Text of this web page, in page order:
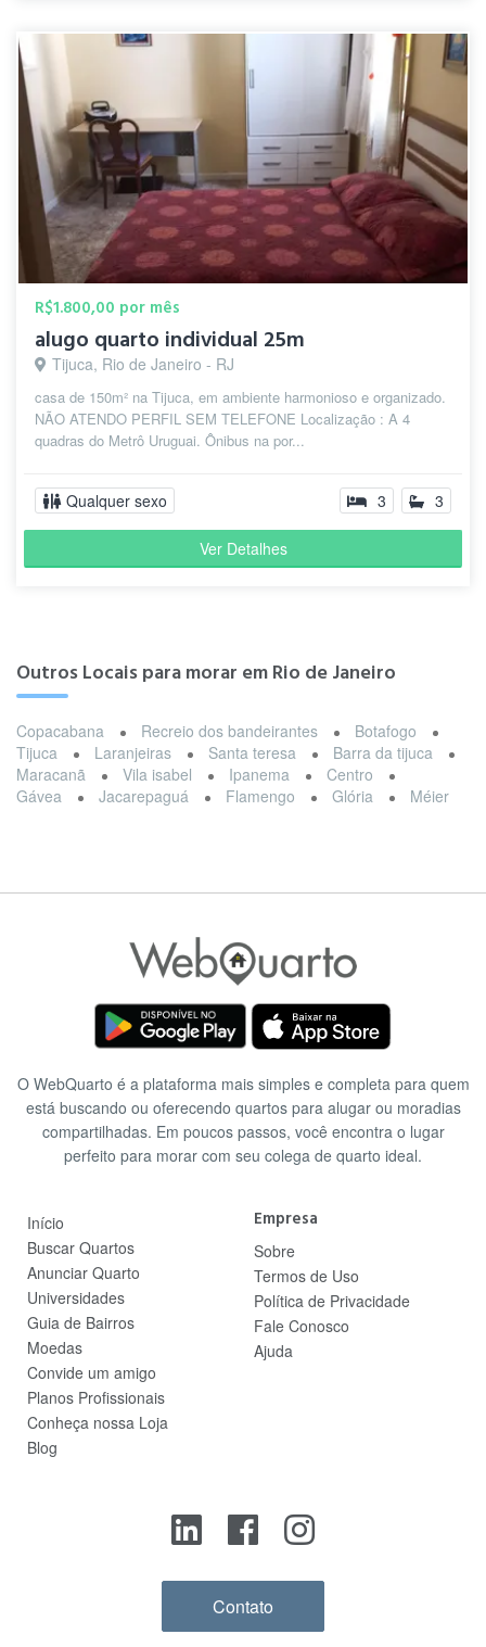
R$1.800,00 por mês
alugo quarto individual 25m
Tijuca, Rio de Janeiro - RJ
casa de 150m² na Tijuca, em ambiente harmonioso e organizado.
NÃO ATENDO PERFIL SEM TELEFONE Localização : A 4
quadras do Metrô Uruguai. Ônibus na por...
Qualquer sexo 3 3
Ver Detalhes
Outros Locais para morar em Rio de Janeiro
Copacabana Recreio dos bandeirantes
Botafogo
Tijuca
Laranjeiras Santa teresa
Barra da tijuca
Maracanã
Vila isabel Ipanema
Centro
Gávea
Jacarepaguá Flamengo Glória Méier
O WebQuarto é a plataforma mais simples e completa para quem
está buscando ou oferecendo quartos para alugar ou moradias
compartilhadas. Em poucos passos, você encontra o lugar
perfeito para morar com seu colega de quarto ideal.
Início
Buscar Quartos
Anunciar Quarto
Universidades
Guia de Bairros
Moedas
Convide um amigo
Planos Profissionais
Conheça nossa Loja
Blog
Empresa
Sobre
Termos de Uso
Política de Privacidade
Fale Conosco
Ajuda
Contato